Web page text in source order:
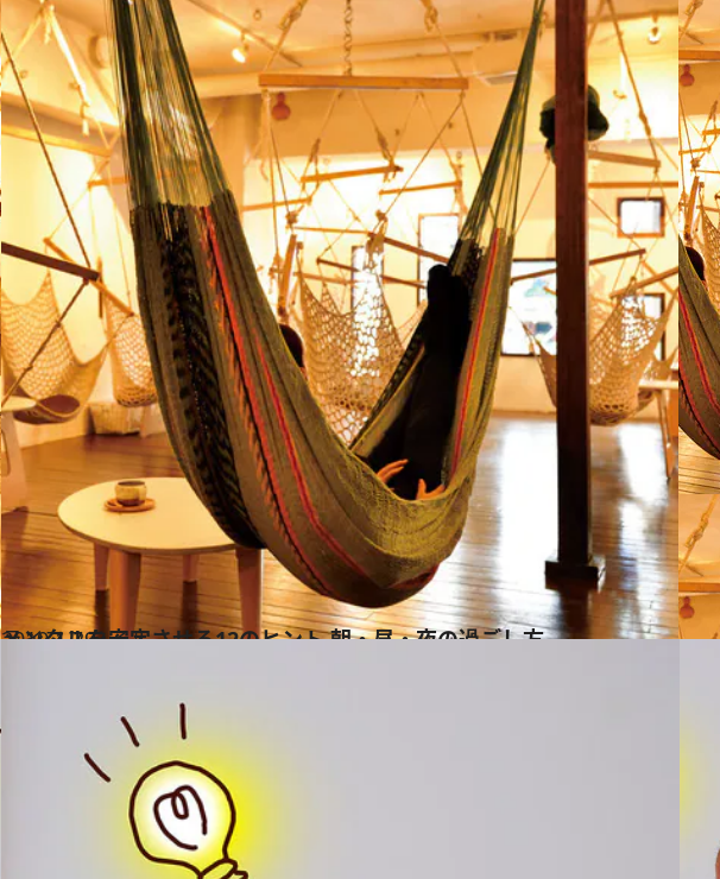
2019.1.29
メンタルを安定させる12のヒント 朝・昼・夜の過ごし方
ライフスタイル